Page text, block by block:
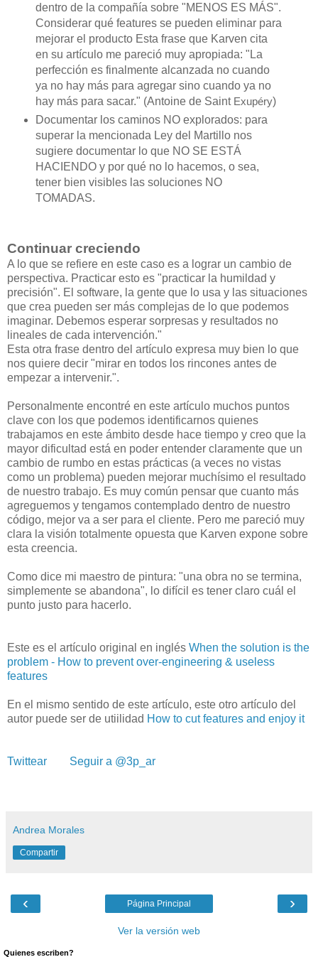
dentro de la compañía sobre "MENOS ES MÁS".
Considerar qué features se pueden eliminar para
mejorar el producto Esta frase que Karven cita
en su artículo me pareció muy apropiada: "La
perfección es finalmente alcanzada no cuando
ya no hay más para agregar sino cuando ya no
hay más para sacar." (Antoine de Saint Exupéry)
Documentar los caminos NO explorados: para
superar la mencionada Ley del Martillo nos
sugiere documentar lo que NO SE ESTÁ
HACIENDO y por qué no lo hacemos, o sea,
tener bien visibles las soluciones NO
TOMADAS.
Continuar creciendo
A lo que se refiere en este caso es a lograr un cambio de
perspectiva. Practicar esto es "practicar la humildad y
precisión". El software, la gente que lo usa y las situaciones
que crea pueden ser más complejas de lo que podemos
imaginar. Debemos esperar sorpresas y resultados no
lineales de cada intervención."
Esta otra frase dentro del artículo expresa muy bien lo que
nos quiere decir "mirar en todos los rincones antes de
empezar a intervenir.".
Personalmente encontré en este artículo muchos puntos
clave con los que podemos identificarnos quienes
trabajamos en este ámbito desde hace tiempo y creo que la
mayor dificultad está en poder entender claramente que un
cambio de rumbo en estas prácticas (a veces no vistas
como un problema) pueden mejorar muchísimo el resultado
de nuestro trabajo. Es muy común pensar que cuanto más
agreguemos y tengamos contemplado dentro de nuestro
código, mejor va a ser para el cliente. Pero me pareció muy
clara la visión totalmente opuesta que Karven expone sobre
esta creencia.
Como dice mi maestro de pintura: "una obra no se termina,
simplemente se abandona", lo difícil es tener claro cuál el
punto justo para hacerlo.
Este es el artículo original en inglés When the solution is the
problem - How to prevent over-engineering & useless
features
En el mismo sentido de este artículo, este otro artículo del
autor puede ser de utiilidad How to cut features and enjoy it
Twittear Seguir a @3p_ar
Andrea Morales
Compartir
‹ ›
Página Principal
Ver la versión web
Quienes escriben?